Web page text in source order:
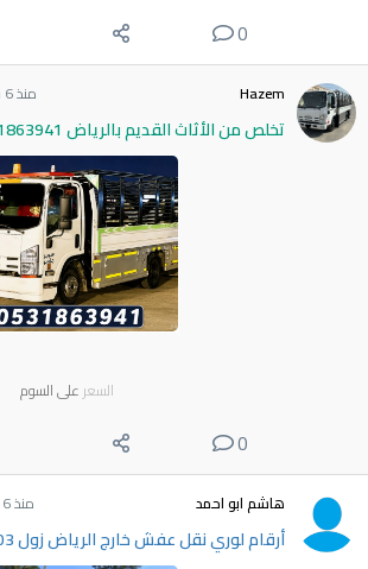
0
Hazem منذ 6 ساعات
تخلص من الأثاث القديم بالرياض 0531863941
السعر على السوم
0
هاشم ابو احمد منذ 6 ساعات
أرقام لوري نقل عفش خارج الرياض زول 0550378503